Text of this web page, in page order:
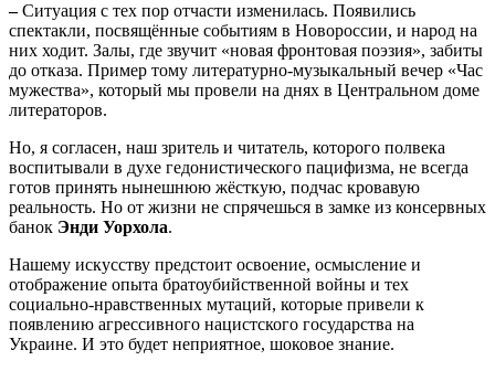
–Ситуация с тех пор отчасти изменилась. Появились
спектакли, посвящённые событиям в Новороссии, и народ на
них ходит. Залы, где звучит «новая фронтовая поэзия», забиты
до отказа. Пример тому литературно-музыкальный вечер «Час
мужества», который мы провели на днях в Центральном доме
литераторов.
Но, я согласен, наш зритель и читатель, которого полвека
воспитывали в духе гедонистического пацифизма, не всегда
готов принять нынешнюю жёсткую, подчас кровавую
реальность. Но от жизни не спрячешься в замке из консервных
банок Энди Уорхола.
Нашему искусству предстоит освоение, осмысление и
отображение опыта братоубийственной войны и тех
социально-нравственных мутаций, которые привели к
появлению агрессивного нацистского государства на
Украине. И это будет неприятное, шоковое знание.